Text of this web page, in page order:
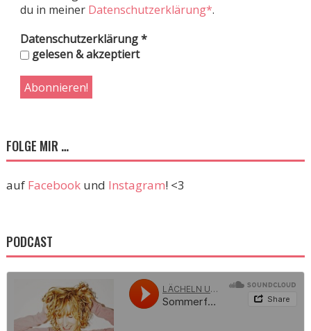
du in meiner Datenschutzerklärung*.
Datenschutzerklärung*
gelesen & akzeptiert
FOLGE MIR …
auf Facebookund Instagram! <3
PODCAST